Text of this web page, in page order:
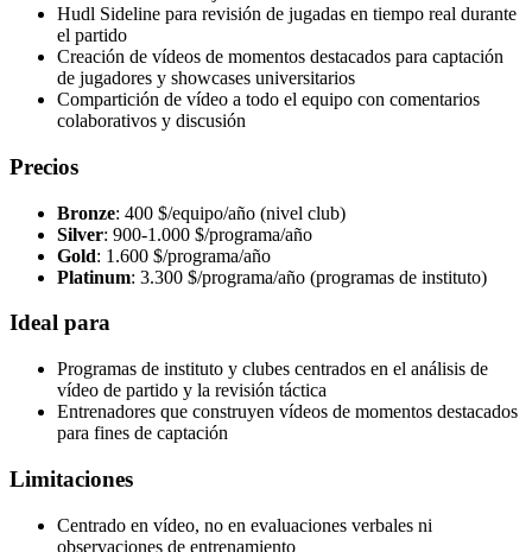
Hudl Sideline para revisión de jugadas en tiempo real durante
el partido
Creación de vídeos de momentos destacados para captación
de jugadores y showcases universitarios
Compartición de vídeo a todo el equipo con comentarios
colaborativos y discusión
Precios
Bronze: 400 $/equipo/año (nivel club)
Silver: 900-1.000 $/programa/año
Gold: 1.600 $/programa/año
Platinum: 3.300 $/programa/año (programas de instituto)
Ideal para
Programas de instituto y clubes centrados en el análisis de
vídeo de partido y la revisión táctica
Entrenadores que construyen vídeos de momentos destacados
para fines de captación
Limitaciones
Centrado en vídeo, no en evaluaciones verbales ni
observaciones de entrenamiento